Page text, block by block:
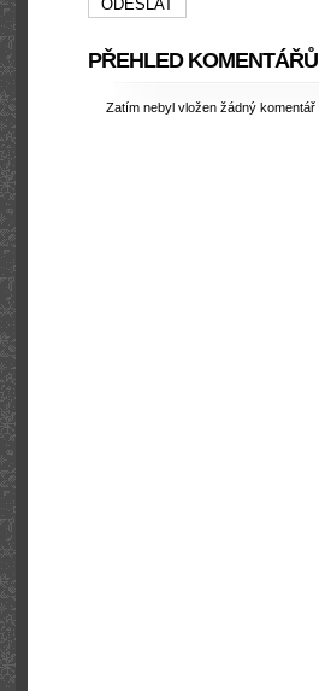
PŘEHLED KOMENTÁŘŮ
Zatím nebyl vložen žádný komentář